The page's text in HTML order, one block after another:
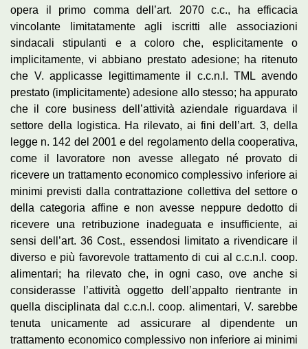
opera il primo comma dell’art. 2070 c.c., ha efficacia
vincolante limitatamente agli iscritti alle associazioni
sindacali stipulanti e a coloro che, esplicitamente o
implicitamente, vi abbiano prestato adesione; ha ritenuto
che V. applicasse legittimamente il c.c.n.l. TML avendo
prestato (implicitamente) adesione allo stesso; ha appurato
che il core business dell’attività aziendale riguardava il
settore della logistica. Ha rilevato, ai fini dell’art. 3, della
legge n. 142 del 2001 e del regolamento della cooperativa,
come il lavoratore non avesse allegato né provato di
ricevere un trattamento economico complessivo inferiore ai
minimi previsti dalla contrattazione collettiva del settore o
della categoria affine e non avesse neppure dedotto di
ricevere una retribuzione inadeguata e insufficiente, ai
sensi dell’art. 36 Cost., essendosi limitato a rivendicare il
diverso e più favorevole trattamento di cui al c.c.n.l. coop.
alimentari; ha rilevato che, in ogni caso, ove anche si
considerasse l’attività oggetto dell’appalto rientrante in
quella disciplinata dal c.c.n.l. coop. alimentari, V. sarebbe
tenuta unicamente ad assicurare al dipendente un
trattamento economico complessivo non inferiore ai minimi